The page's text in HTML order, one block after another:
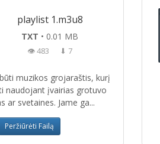
playlist 1.m3u8
TXT • 0.01 MB
👁 483 ⬇ 7
muzikos grojaraštis, kurį
naudojant įvairias grotuvo
ar svetaines. Jame ga...
Peržiūrėti Failą